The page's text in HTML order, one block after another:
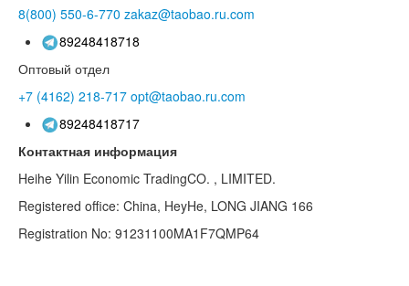
8(800) 550-6-770 zakaz@taobao.ru.com
89248418718
Оптовый отдел
+7 (4162) 218-717 opt@taobao.ru.com
89248418717
Контактная информация
Heihe Yilin Economic TradingCO. , LIMITED.
Registered office: China, HeyHe, LONG JIANG 166
Registration No: 91231100MA1F7QMP64